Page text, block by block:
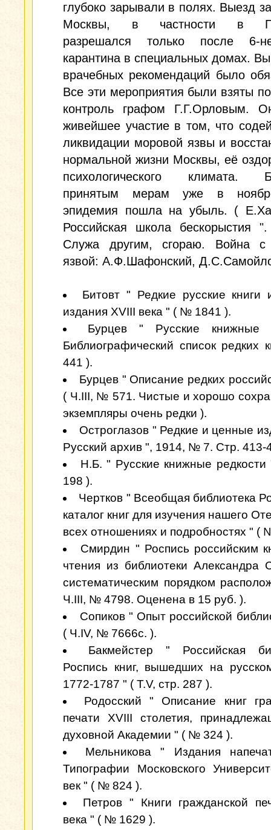
глубоко зарывали в полях. Выезд
Москвы, в частности в
разрешался только после 6-
карантина в специальных домах.
врачебных рекомендаций было
Все эти мероприятия были взяты
контроль графом Г.Г.Орловым.
живейшее участие в том, что
ликвидации моровой язвы и
нормальной жизни Москвы, её
психологического климата.
принятым мерам уже в
эпидемия пошла на убыль. (
Российская школа бескорыстия
Служа другим, сгораю. Война с
язвой: А.Ф.Шафонский,
Битовт " Редкие русские книги
издания XVIII века " ( № 1841 ).
Бурцев " Русские книжные
Библиографический список
441 ).
Бурцев " Описание редких
( Ч.III, № 571. Чистые и хорошо
экземпляры очень редки ).
Остроглазов " Редкие и ценные
Русский архив ", 1914, № 7. Стр. 413-
Н.Б. " Русские книжные
198 ).
Чертков " Всеобщая библиотека
каталог книг для изучения нашего
всех отношениях и подробностях " (
Смирдин " Роспись российским
чтения из библиотеки Александра
систематическим порядком
Ч.III, № 4798. Оценена в 15 руб. ).
Сопиков " Опыт российской
( Ч.IV, № 7666с. ).
Бакмейстер " Российская
Роспись книг, вышедших на
1772-1787 " ( Т.V, стр. 287 ).
Родосский " Описание книг
печати XVIII столетия,
духовной Академии " ( № 324 ).
Мельникова " Издания
Типографии Московского
век " ( № 824 ).
Петров " Книги гражданской
века " ( № 1629 ).